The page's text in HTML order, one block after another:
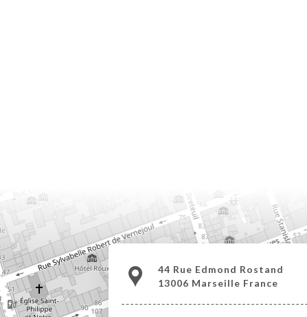
44 Rue Edmond Rostand
13006 Marseille France